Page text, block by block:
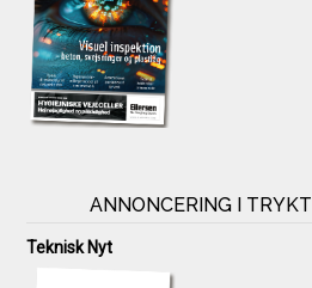
ANNONCERING I
Teknisk Nyt